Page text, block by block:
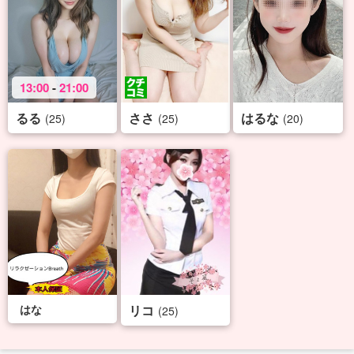
13:00-21:00
るる (25) ささ (25) はるな (20)
はな リコ (25)